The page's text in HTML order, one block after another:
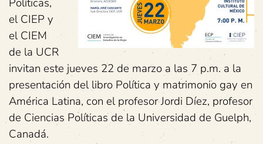
el CIEP y
el CIEM
de la UCR
invitan este jueves 22 de marzo a las 7 p.m. a la
presentación del libro Política y matrimonio gay en
América Latina, con el profesor Jordi Díez, profesor
de Ciencias Políticas de la Universidad de Guelph,
Canadá.